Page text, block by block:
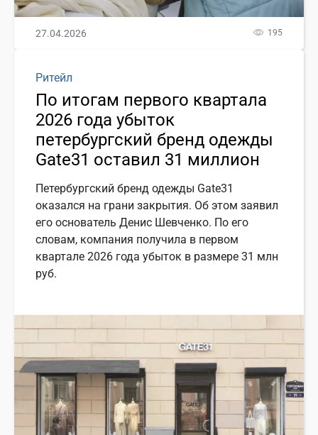
27.04.2026 195
Ритейл
По итогам первого квартала
2026 года убыток
петербургский бренд одежды
Gate31 оставил 31 миллион
Петербургский бренд одежды Gate31
оказался на грани закрытия. Об этом заявил
его основатель Денис Шевченко. По его
словам, компания получила в первом
квартале 2026 года убыток в размере 31 млн
руб.